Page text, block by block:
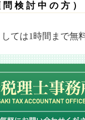
検討中の方）
ては1時間まで無